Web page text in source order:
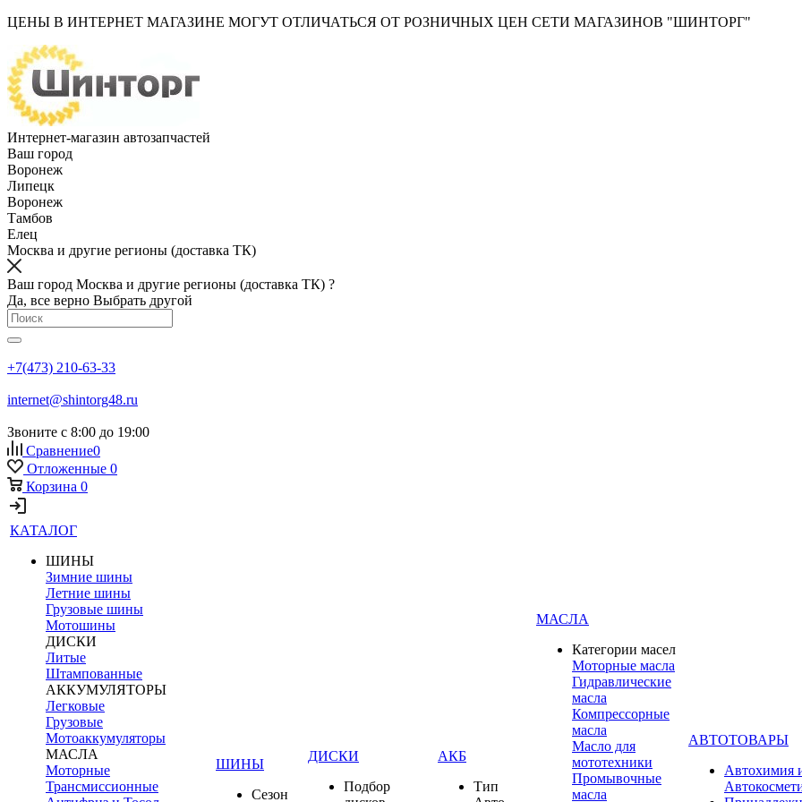
ЦЕНЫ В ИНТЕРНЕТ МАГАЗИНЕ МОГУТ ОТЛИЧАТЬСЯ ОТ РОЗНИЧНЫХ ЦЕН СЕТИ МАГАЗИНОВ "ШИНТОРГ"
Интернет-магазин автозапчастей
Ваш город
Воронеж
Липецк
Воронеж
Тамбов
Елец
Москва и другие регионы (доставка ТК)
Ваш город Москва и другие регионы (доставка ТК) ?
Да, все верно Выбрать другой
+7(473) 210-63-33
internet@shintorg48.ru
Звоните с 8:00 до 19:00
Сравнение0
Отложенные 0
Корзина 0
КАТАЛОГ
ШИНЫ
Зимние шины
Летние шины
Грузовые шины
Мотошины
ДИСКИ
Литые
Штампованные
АККУМУЛЯТОРЫ
Легковые
Грузовые
Мотоаккумуляторы
МАСЛА
Моторные
Трансмиссионные
ШИНЫ
Сезон
ДИСКИ
Подбор
АКБ
Тип
МАСЛА
Категории масел
Моторные масла
Гидравлические
масла
Компрессорные
масла
Масло для
мототехники
Промывочные
масла
АВТОТОВАРЫ
Автохимия